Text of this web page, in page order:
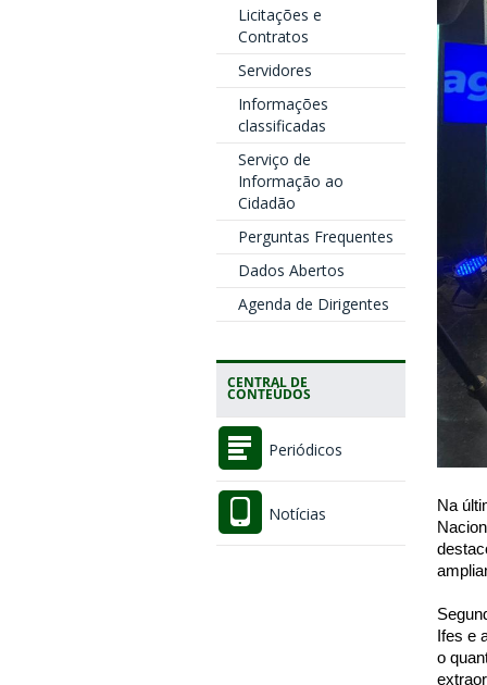
Licitações e
Contratos
Servidores
Informações
classificadas
Serviço de
Informação ao
Cidadão
Perguntas Frequentes
Dados Abertos
Agenda de Dirigentes
CENTRAL DE
CONTEÚDOS
Periódicos
Notícias
Na
Ifes e
o